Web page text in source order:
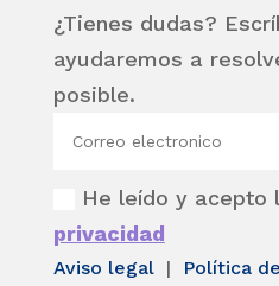
¿Tienes dudas?
ayudaremos a
posible.
He leído y acepto
privacidad
Aviso legal | Política